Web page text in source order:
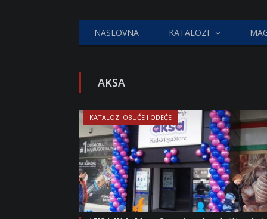
NASLOVNA KATALOZI
AKSA
KATALOZI OBUĆE I ODEĆE